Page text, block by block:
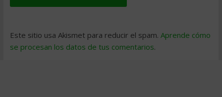
Este sitio usa Akismet para reducir el spam. Aprende cómo
se procesan los datos de tus comentarios.